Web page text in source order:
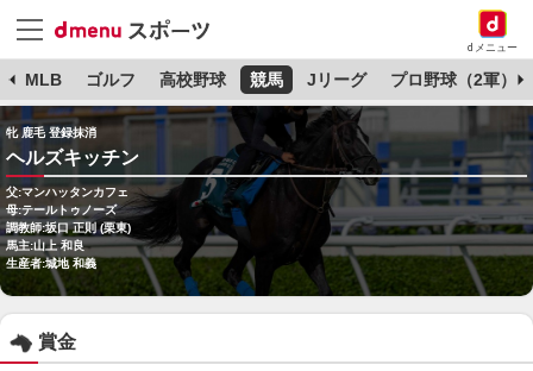
dメニュー
MLB ゴルフ 高校野球 競馬 Jリーグ プロ野球（2軍）
牝 鹿毛 登録抹消
ヘルズキッチン
父:マンハッタンカフェ
母:テールトゥノーズ
調教師:坂口 正則 (栗東)
馬主:山上 和良
生産者:城地 和義
賞金